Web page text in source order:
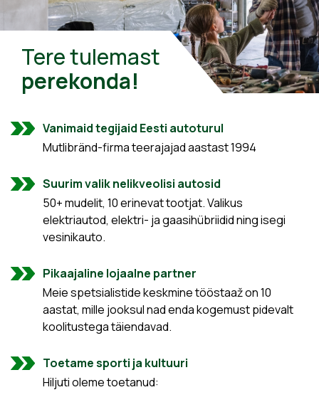
Tere tulemast
perekonda!
Vanimaid tegijaid Eesti autoturul
Mutlibränd-firma teerajajad aastast 1994
Suurim valik nelikveolisi autosid
50+ mudelit, 10 erinevat tootjat. Valikus
elektriautod, elektri- ja gaasihübriidid ning isegi
vesinikauto.
Pikaajaline lojaalne partner
Meie spetsialistide keskmine tööstaaž on 10
aastat, mille jooksul nad enda kogemust pidevalt
koolitustega täiendavad.
Toetame sporti ja kultuuri
Hiljuti oleme toetanud: